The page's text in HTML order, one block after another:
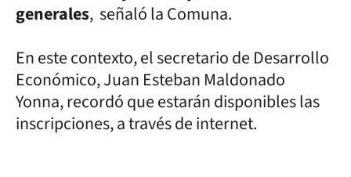
generales, señaló la Comuna.
En este contexto, el secretario de Desarrollo
Económico, Juan Esteban Maldonado
Yonna, recordó que estarán disponibles las
inscripciones, a través de internet.